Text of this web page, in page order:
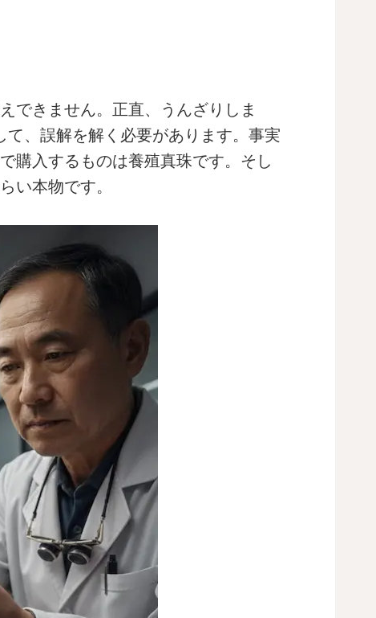
できません。正直、うんざりしま
、誤解を解く必要があります。事実
購入するものは養殖真珠です。そし
い本物です。